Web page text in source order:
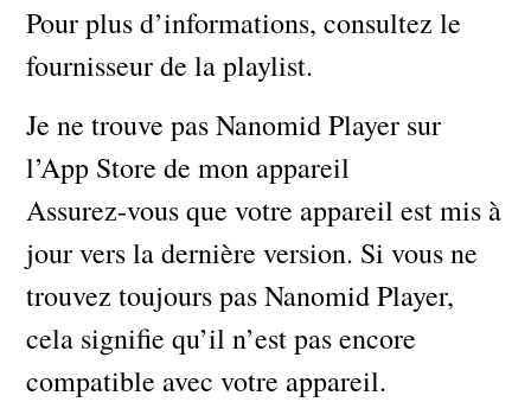
Pour plus d’informations, consultez le
fournisseur de la playlist.
Je ne trouve pas Nanomid Player sur
l’App Store de mon appareil
Assurez-vous que votre appareil est mis à
jour vers la dernière version. Si vous ne
trouvez toujours pas Nanomid Player,
cela signifie qu’il n’est pas encore
compatible avec votre appareil.